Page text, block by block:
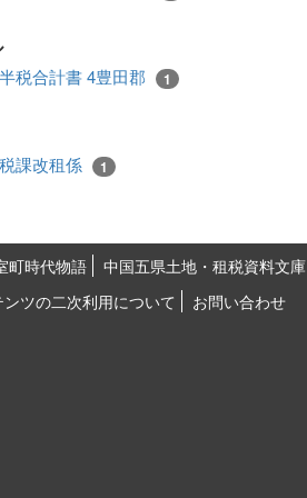
税合計書 4豊田郡 1
課改租係 1
町時代物語 中国五県土地・租税資料文庫
ツの二次利用について
お問い合わせ